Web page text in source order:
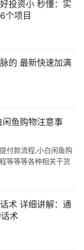
投资小 秒懂：实
个项目
的 最新快速加满
鱼购物注意事
付款流程,小白闲鱼购
等等等各种相关干货
手担保交易网站，自
台的运营规则，导致
术 详细讲解：通
术